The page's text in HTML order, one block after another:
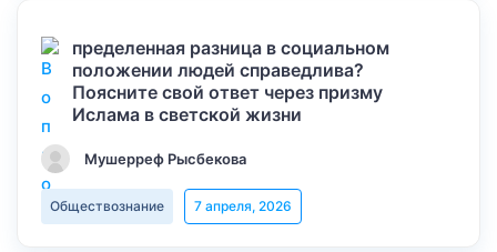
пределенная разница в социальном
положении людей справедлива?
Поясните свой ответ через призму
Ислама в светской жизни
Мушерреф Рысбекова
Обществознание 7 апреля, 2026